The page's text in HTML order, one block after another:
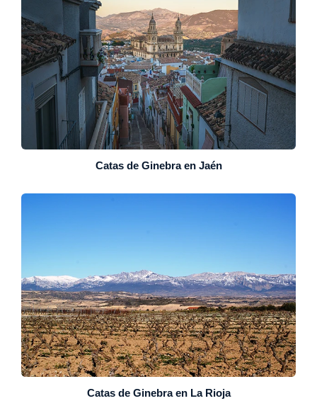
Catas de Ginebra en Jaén
Catas de Ginebra en La Rioja